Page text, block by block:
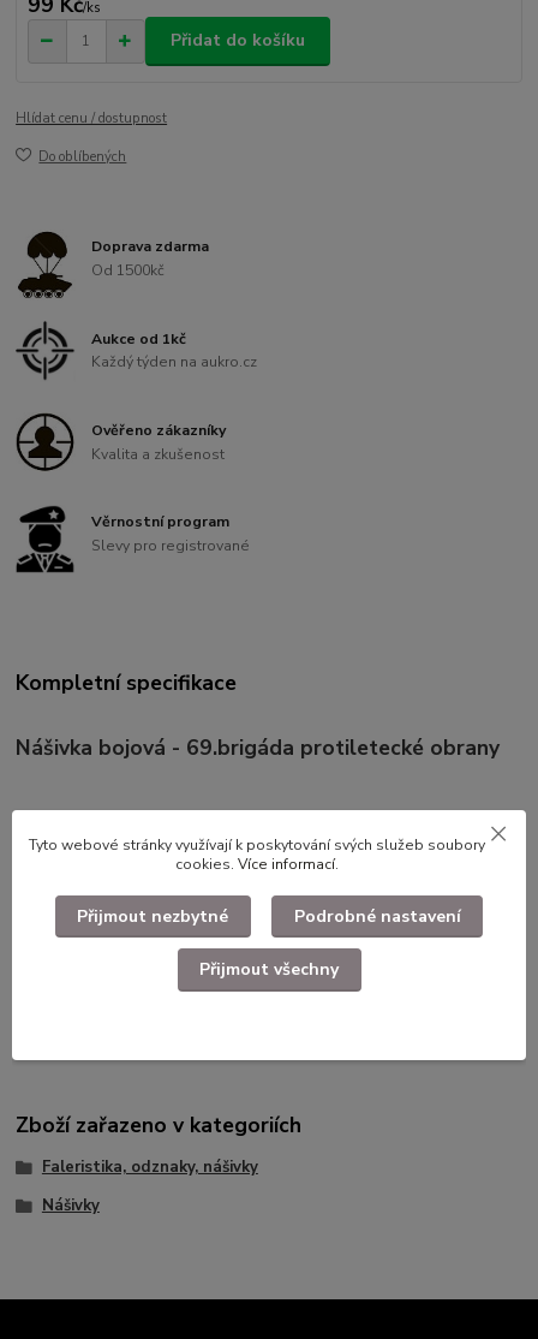
/ks
Přidat do košíku
Hlídat cenu / dostupnost
Do oblíbených
Doprava zdarma
Od 1500kč
Aukce od 1kč
Každý týden na aukro.cz
Ověřeno zákazníky
Kvalita a zkušenost
Věrnostní program
Slevy pro registrované
Kompletní specifikace
Nášivka bojová - 69.brigáda protiletecké obrany
Zboží zařazeno v kategoriích
Faleristika, odznaky, nášivky
Nášivky
Tyto webové stránky využívají k poskytování svých služeb soubory
cookies. Více informací.
Přijmout nezbytné Podrobné nastavení
Přijmout všechny